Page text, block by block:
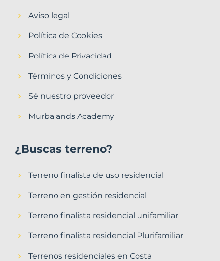
Aviso legal
Política de Cookies
Política de Privacidad
Términos y Condiciones
Sé nuestro proveedor
Murbalands Academy
¿Buscas terreno?
Terreno finalista de uso residencial
Terreno en gestión residencial
Terreno finalista residencial unifamiliar
Terreno finalista residencial Plurifamiliar
Terrenos residenciales en Costa